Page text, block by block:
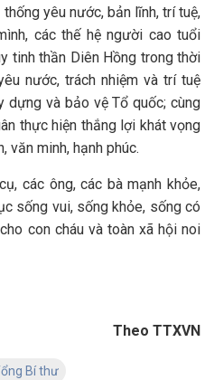
yêu nước, bản lĩnh, trí tuệ,
các thế hệ người cao tuổi
tinh thần Diên Hồng trong thời
nước, trách nhiệm và trí tuệ
và bảo vệ Tổ quốc; cùng
thực hiện thắng lợi khát vọng
văn minh, hạnh phúc.
các ông, các bà mạnh khỏe,
sống vui, sống khỏe, sống có
con cháu và toàn xã hội noi
Theo TTXVN
Bí thư